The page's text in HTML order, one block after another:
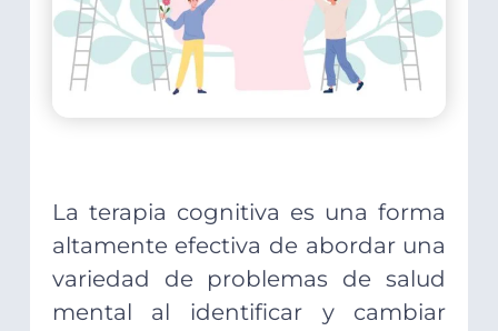
La terapia cognitiva es una forma
altamente efectiva de abordar una
variedad de problemas de salud
mental al identificar y cambiar